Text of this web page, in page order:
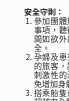
安全守則：
參加團
事項，
間如欲
全。
孕婦及
的旅客
刺激性
免增加身
搭乘船